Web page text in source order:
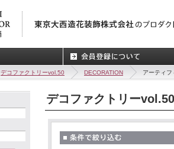
デコファクトリーvol.50 DECORATION アーティ
デコファクトリーvol.50